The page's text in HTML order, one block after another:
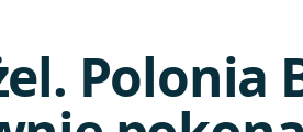
Polonia